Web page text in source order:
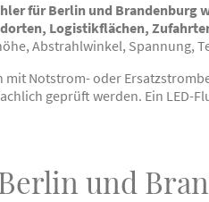
für Berlin und Brandenburg
Logistikflächen,
Abstrahlwinkel, Spannung,
mit Notstrom- oder
geprüft werden. Ein LED-
und